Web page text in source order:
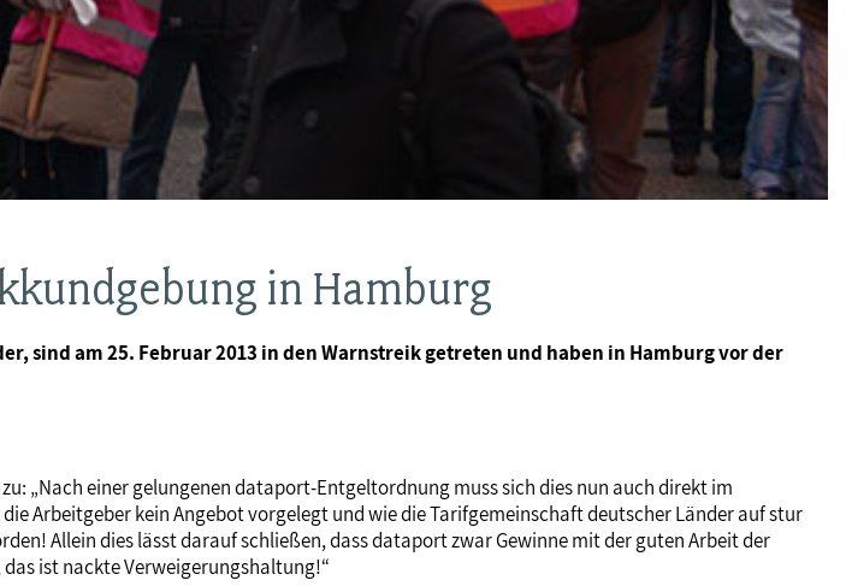
in Hamburg
sind am 25. Februar 2013 in den Warnstreik getreten und haben in Hamburg vor der
„Nach einer gelungenen dataport-Entgeltordnung muss sich dies nun auch direkt im
Arbeitgeber kein Angebot vorgelegt und wie die Tarifgemeinschaft deutscher Länder auf stur
Allein dies lässt darauf schließen, dass dataport zwar Gewinne mit der guten Arbeit der
ist nackte Verweigerungshaltung!“